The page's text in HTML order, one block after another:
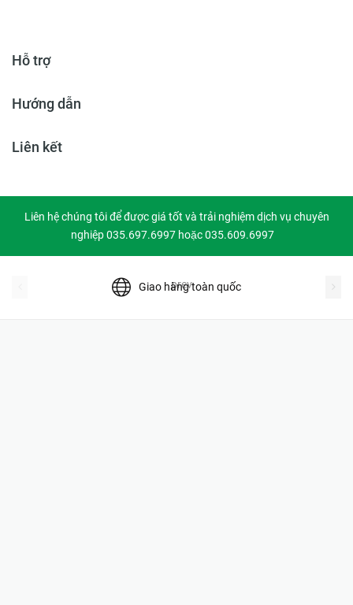
Hỗ trợ
Hướng dẫn
Liên kết
Liên hệ chúng tôi để được giá tốt và trải nghiệm dịch vụ chuyên
nghiệp 035.697.6997 hoặc 035.609.6997
Giao hàng toàn quốc
prev